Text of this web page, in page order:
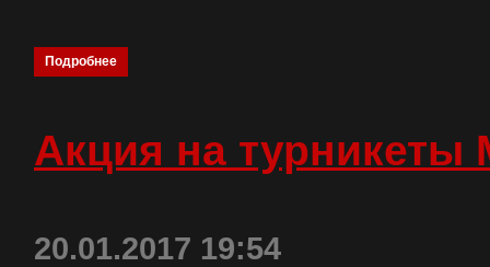
Подробнее
Акция на
20.01.2017 19:54